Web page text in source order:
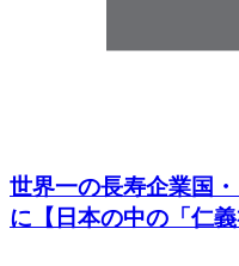
世界一の長寿企業国
に【日本の中の「仁義